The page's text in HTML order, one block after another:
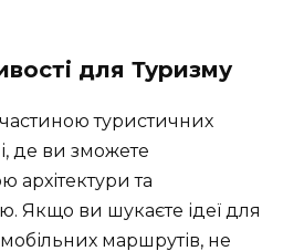
для Туризму
туристичних
де ви зможете
архітектури та
Якщо ви шукаєте ідеї для
маршрутів, не